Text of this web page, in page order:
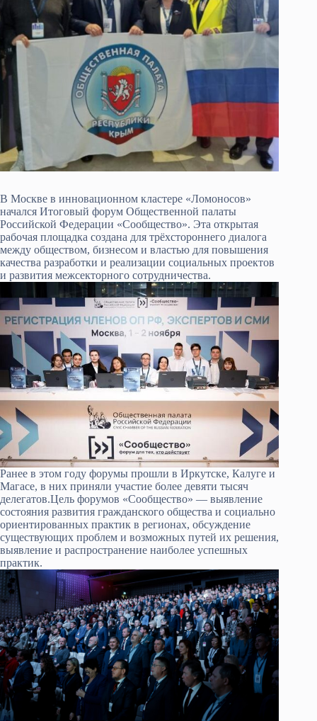
В Москве в инновационном кластере «Ломоносов»
начался Итоговый форум Общественной палаты
Российской Федерации «Сообщество». Эта открытая
рабочая площадка создана для трёхстороннего диалога
между обществом, бизнесом и властью для повышения
качества разработки и реализации социальных проектов
и развития межсекторного сотрудничества.
Ранее в этом году форумы прошли в Иркутске, Калуге и
Магасе, в них приняли участие более девяти тысяч
делегатов.Цель форумов «Сообщество» — выявление
состояния развития гражданского общества и социально
ориентированных практик в регионах, обсуждение
существующих проблем и возможных путей их решения,
выявление и распространение наиболее успешных
практик.